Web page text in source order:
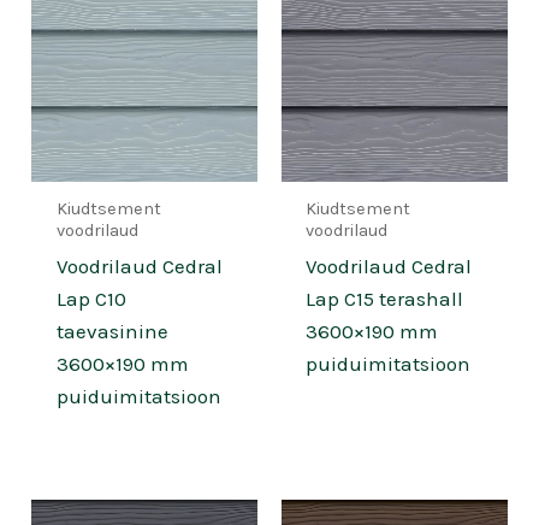
Kiudtsement
voodrilaud
Voodrilaud Cedral
Lap C10
taevasinine
3600×190 mm
puiduimitatsioon
Kiudtsement
voodrilaud
Voodrilaud Cedral
Lap C15 terashall
3600×190 mm
puiduimitatsioon